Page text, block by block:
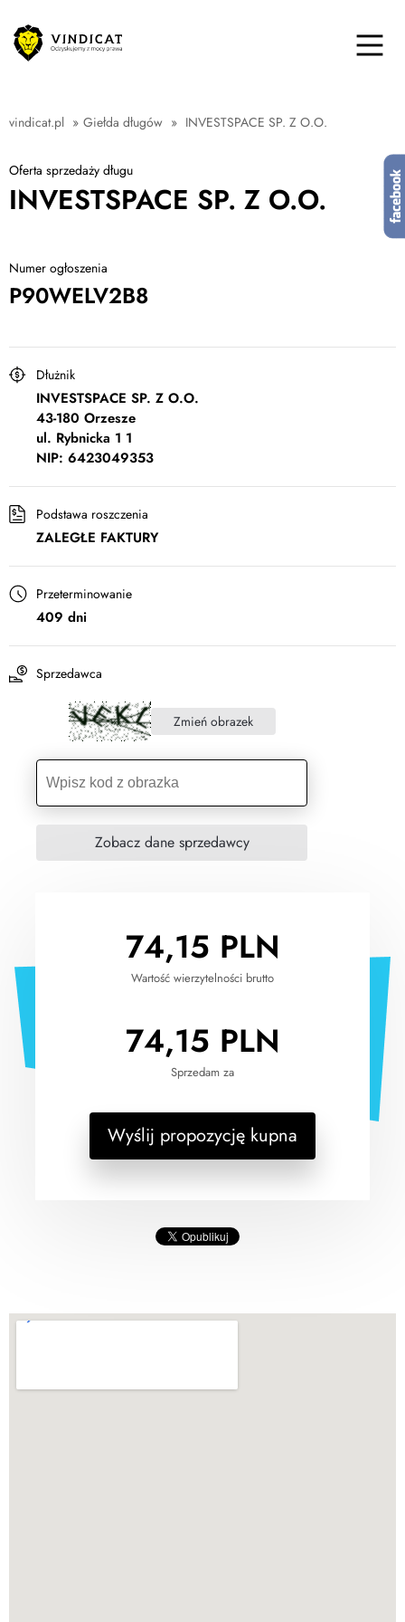
vindicat.pl » Giełda długów » INVESTSPACE SP. Z O.O.
Oferta sprzedaży długu
INVESTSPACE SP. Z O.O.
Numer ogłoszenia
P90WELV2B8
Dłużnik
INVESTSPACE SP. Z O.O.
43-180 Orzesze
ul. Rybnicka 1 1
NIP: 6423049353
Podstawa roszczenia
ZALEGŁE FAKTURY
Przeterminowanie
409 dni
Sprzedawca
Zmień obrazek
74,15 PLN
Wartość wierzytelności brutto
74,15 PLN
Sprzedam za
Wyślij propozycję kupna